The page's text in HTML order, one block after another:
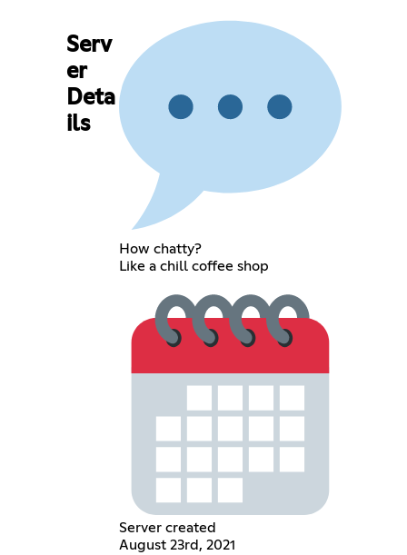
Serv
er
Deta
ils
How chatty?
Like a chill coffee shop
Server created
August 23rd, 2021